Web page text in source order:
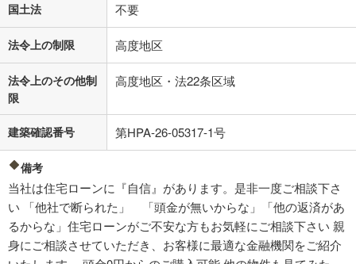
国土法 不要
法令上の制限 高度地区
法令上のその他制
限
高度地区・法22条区域
建築確認番号 第HPA-26-05317-1号
備考
当社は住宅ローンに『自信』があります。是非一度ご相談下さ
い 「他社で断られた」 「頭金が無いからな」「他の返済があ
るからな」住宅ローンがご不安な方もお気軽にご相談下さい 親
身にご相談させていただき、お客様に最適な金融機関をご紹介